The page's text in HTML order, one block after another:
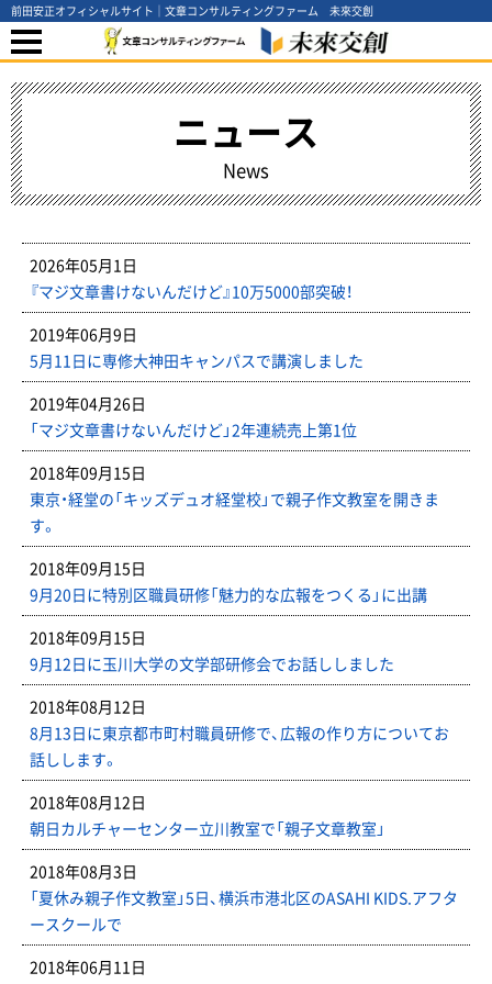
前田安正オフィシャルサイト｜文章コンサルティングファーム 未來交創
ニュース
News
2026年05月1日
『マジ文章書けないんだけど』10万5000部突破！
2019年06月9日
5月11日に専修大神田キャンパスで講演しました
2019年04月26日
「マジ文章書けないんだけど」2年連続売上第1位
2018年09月15日
東京・経堂の「キッズデュオ経堂校」で親子作文教室を開きま
す。
2018年09月15日
9月20日に特別区職員研修「魅力的な広報をつくる」に出講
2018年09月15日
9月12日に玉川大学の文学部研修会でお話ししました
2018年08月12日
8月13日に東京都市町村職員研修で、広報の作り方についてお
話しします。
2018年08月12日
朝日カルチャーセンター立川教室で「親子文章教室」
2018年08月3日
「夏休み親子作文教室」5日、横浜市港北区のASAHI KIDS.アフタ
ースクールで
2018年06月11日